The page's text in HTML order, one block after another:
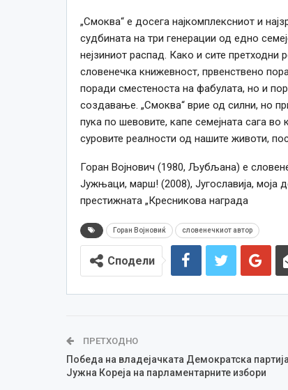
„Смоква“ е досега најкомплексниот и
судбината на три генерации од едно
нејзиниот распад. Како и сите претходни
словенечка книжевност, првенствено
поради сместеноста на фабулата, но и
создавање. „Смоква“ врие од силни, но
пука по шевовите, капе семејната сага
суровите реалности од нашите животи,
Горан Војнович (1980, Љубљана) е
Јужњаци, марш! (2008), Југославија, моја
престижната „Кресникова награда
Горан Војновиќ словенечкиот автор
Сподели
ПРЕТХОДНО
Победа на владејачката Демократска
Јужна Кореја на парламентарните избори